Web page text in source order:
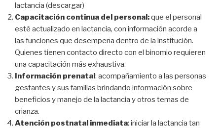
lactancia (descargar)
Capacitación continua del personal:que el personal
esté actualizado en lactancia, con información acorde a
las funciones que desempeña dentro de la institución.
Quienes tienen contacto directo con el binomio requieren
una capacitación más exhaustiva.
Información prenatal: acompañamiento a las personas
gestantes y sus familias brindando información sobre
beneficios y manejo de la lactancia y otros temas de
crianza.
Atención postnatal inmediata: iniciar la lactancia tan